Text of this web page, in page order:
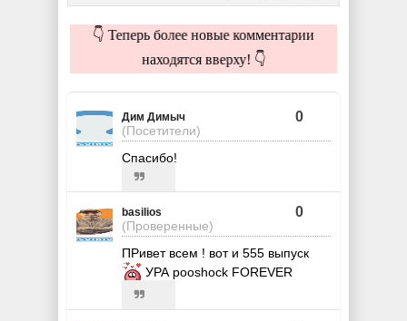
👇 Теперь более новые комментарии
находятся вверху! 👇
Дим Димыч
(Посетители)
0
Спасибо!
basilios
(Проверенные)
0
ПРивет всем ! вот и 555 выпуск
УРА pooshock FOREVER